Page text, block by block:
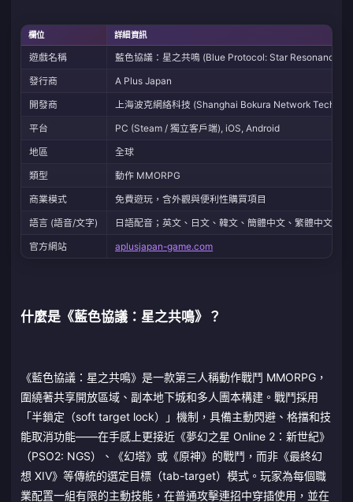
欄位 詳細資訊
遊戲名稱
藍色協議：星之共鳴 (Blue Protocol: Star Resonance)
發行商
A Plus Japan
開發商
上海波克網絡科技 (Shanghai Bokura Network
平台
PC (Steam / 獨立客戶端), iOS, Android
地區
全球
類型
動作 MMORPG
商業模式
免費遊玩，含外觀與便利性購買項目
語言 (語音/文字)
日語配音；英文、日文、韓文、簡體中文、繁體中文、
官方網站
aplusjapan-game.com
什麼是《藍色協議：星之共鳴》？
《藍色協議：星之共鳴》是一款第三人稱動作戰鬥 MMORPG，
圍繞著共享開放區域、副本地下城和多人團本構建。戰鬥採用
「半鎖定（soft target lock）」機制，具備主動閃避、格擋和技
能取消功能——在手感上更接近《夢幻之星 Online 2：新世紀》
（PSO2: NGS）、《幻塔》或《原神》的戰鬥，而非《最終幻
想 XIV》等傳統的選定目標（tab-target）模式。玩家為每個職
業配置一組有限的主動技能，在普通攻擊連招中穿插使用，並在